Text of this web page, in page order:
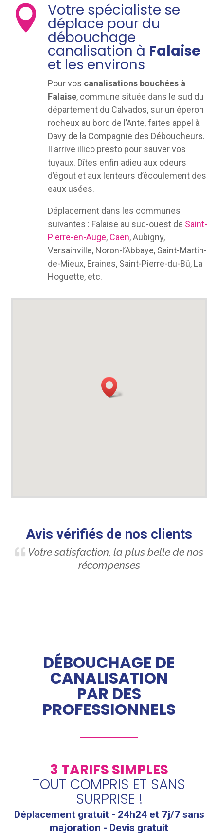
 Votre spécialiste se
déplace pour du
débouchage
canalisation à Falaise
et les environs
Pour vos canalisations bouchées à
Falaise, commune située dans le sud du
département du Calvados, sur un éperon
rocheux au bord de l’Ante, faites appel à
Davy de la Compagnie des Déboucheurs.
Il arrive illico presto pour sauver vos
tuyaux. Dîtes enfin adieu aux odeurs
d’égout et aux lenteurs d’écoulement des
eaux usées.
Déplacement dans les communes
suivantes : Falaise au sud-ouest de Saint-
Pierre-en-Auge, Caen, Aubigny,
Versainville, Noron-l’Abbaye, Saint-Martin-
de-Mieux, Eraines, Saint-Pierre-du-Bû, La
Hoguette, etc.
Avis vérifiés de nos clients
Votre satisfaction, la plus belle de nos
récompenses
DÉBOUCHAGE DE
CANALISATION
PAR DES
PROFESSIONNELS
3 TARIFS SIMPLES
TOUT COMPRIS ET SANS
SURPRISE !
Déplacement gratuit - 24h24 et 7j/7 sans
majoration - Devis gratuit